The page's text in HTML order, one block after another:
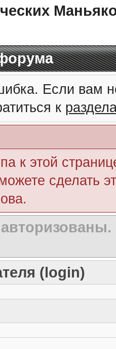
Если вам
к
к этой
сделать
(login)